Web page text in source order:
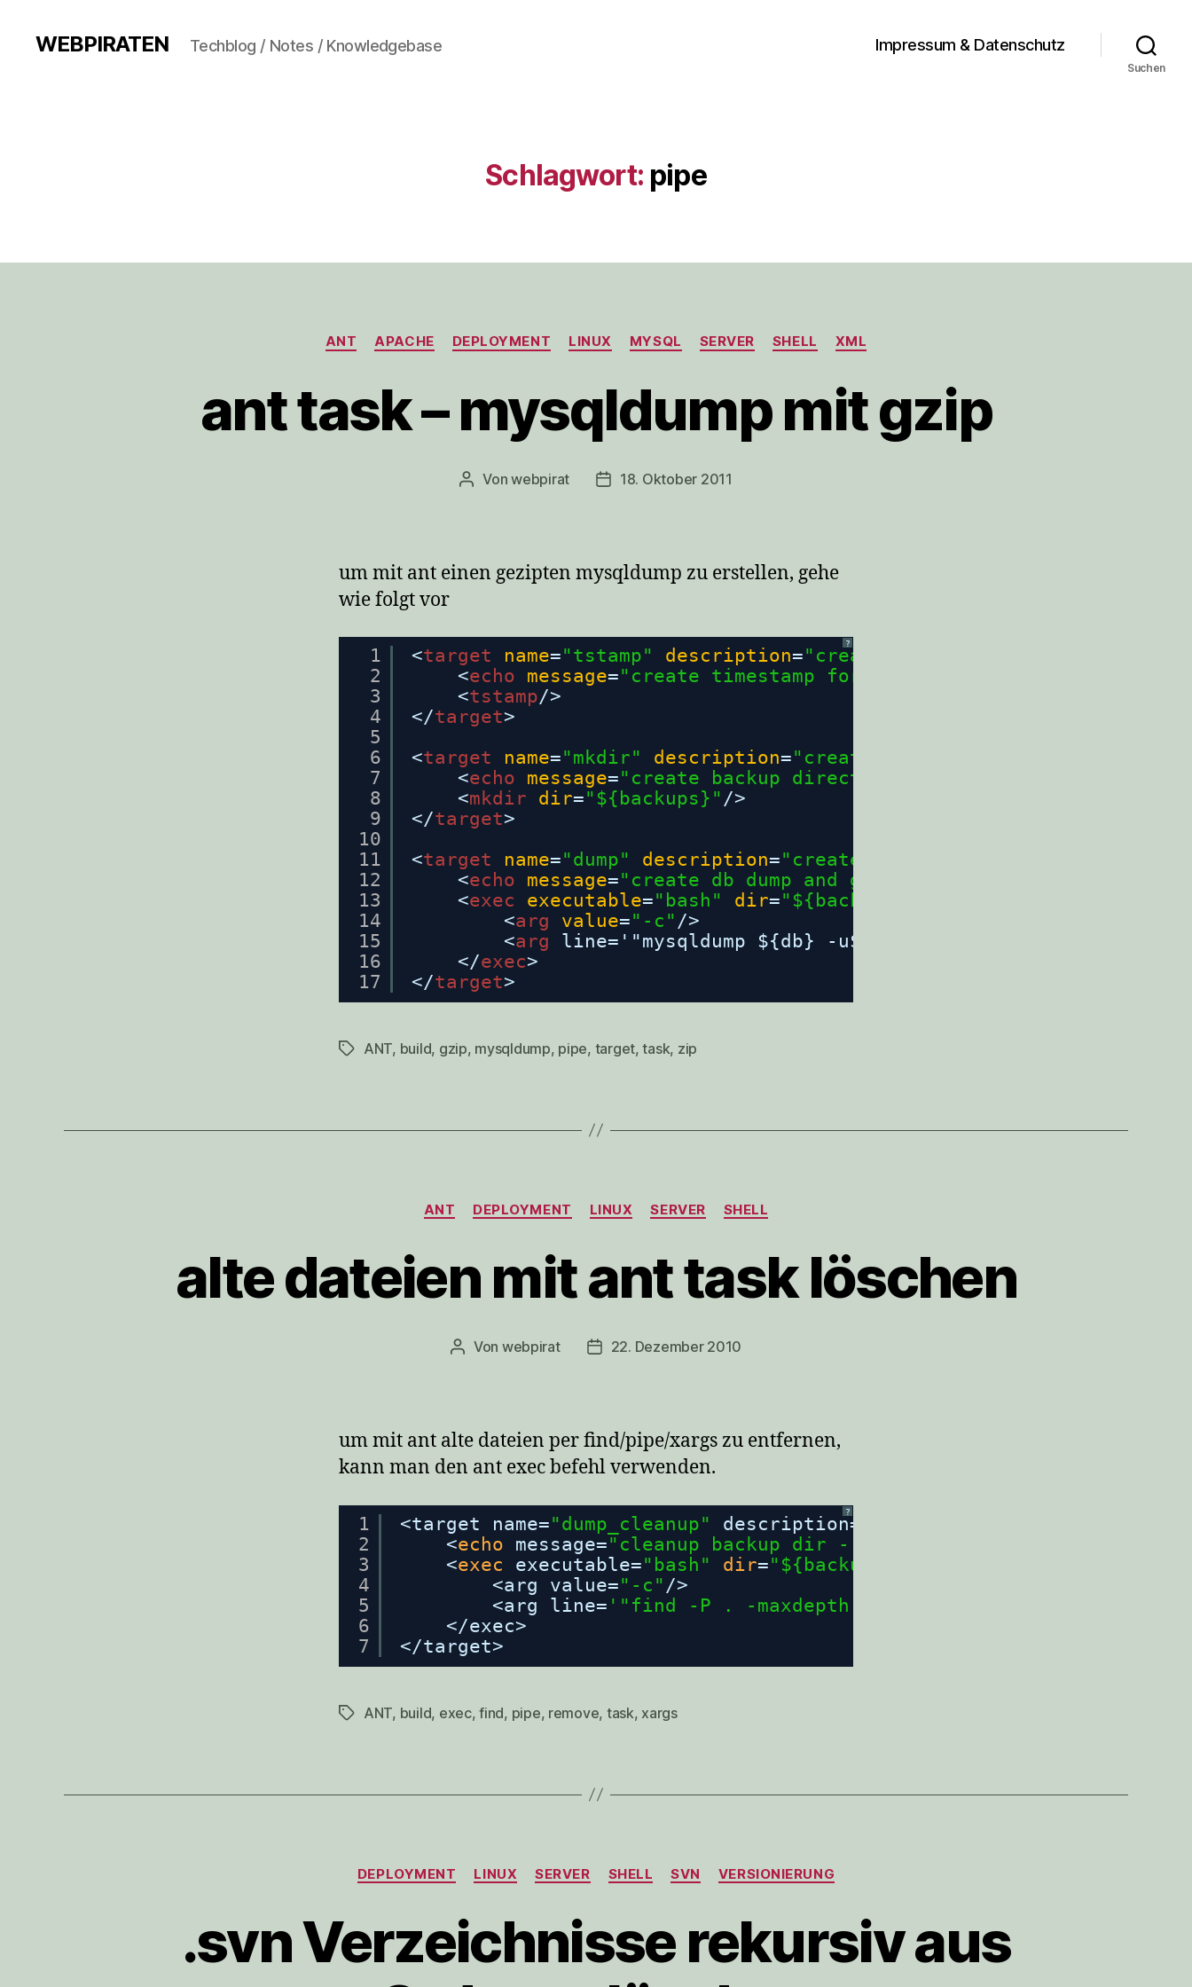
WEBPIRATEN Techblog / Notes / Knowledgebase Impressum & Datenschutz
Suchen
Schlagwort: pipe
Kategorien
ANT APACHE DEPLOYMENT LINUX MYSQL SERVER SHELL XML
ant task – mysqldump mit gzip
Beitragsautor
Vonwebpirat Veröffentlichungsdatum
18. Oktober 2011
um mit ant einen gezipten mysqldump zu erstellen, gehe
wie folgt vor
?
1
2
3
4
5
6
7
8
9
10
11
12
13
14
15
16
17
<target name="tstamp" description="create timestamp for further
<echo message="create timestamp for further usage"
<tstamp/>
</target>
<target name="mkdir" description="create backup directory"
<echo message="create backup directory"
<mkdir dir="${backups}" />
</target>
<target name="dump" description="create db dump and gzip it -
<echo message="create db dump and gzip it"
<exec executable="bash" dir="${backups}"
<arg value="-c" />
<arg
line='"mysqldump ${db} -u${db_user} -p${db_pass} | gzip
</exec>
</target>
Schlagwörter
ANT, build, gzip, mysqldump, pipe, target,task, zip
Kategorien
ANT DEPLOYMENT LINUX SERVER SHELL
alte dateien mit ant task löschen
Beitragsautor
Von webpirat Veröffentlichungsdatum
22. Dezember 2010
um mit ant alte dateien per find/pipe/xargs zu entfernen,
kann man den ant exec befehl verwenden.
?
1
2
3
4
5
6
7
<target name="dump_cleanup" description=
<echo message="cleanup backup dir - remove old db dumps"
<exec executable="bash" dir="${backups}"
<arg value="-c" />
<arg line= '"find -P . -maxdepth 1 -type f -ctime +4 -
</exec>
</target>
Schlagwörter
ANT, build, exec,find, pipe, remove, task, xargs
Kategorien
DEPLOYMENT LINUX SERVER SHELL SVN VERSIONIERUNG
.svn Verzeichnisse rekursiv aus